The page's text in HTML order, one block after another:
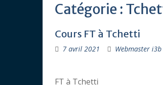
Catégorie :
Cours FT à Tchetti
7 avril 2021 Webmaster i3b
FT à Tchetti